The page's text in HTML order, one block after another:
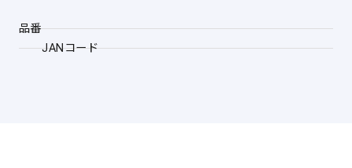
品番
JANコード